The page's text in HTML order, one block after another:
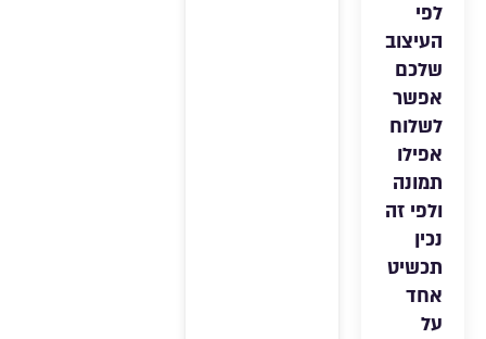
לפי
העיצוב
שלכם
אפשר
לשלוח
אפילו
תמונה
ולפי זה
נכין
תכשיט
אחד
על